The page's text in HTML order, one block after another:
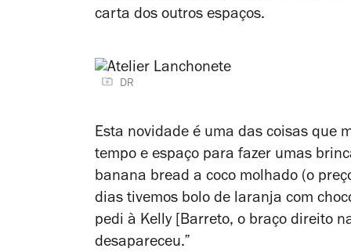
carta dos outros espaços.
DR
Esta novidade é uma das coisas que
tempo e espaço para fazer umas
banana bread a coco molhado (o
dias tivemos bolo de laranja com
pedi à Kelly [Barreto, o braço direito
desapareceu.”